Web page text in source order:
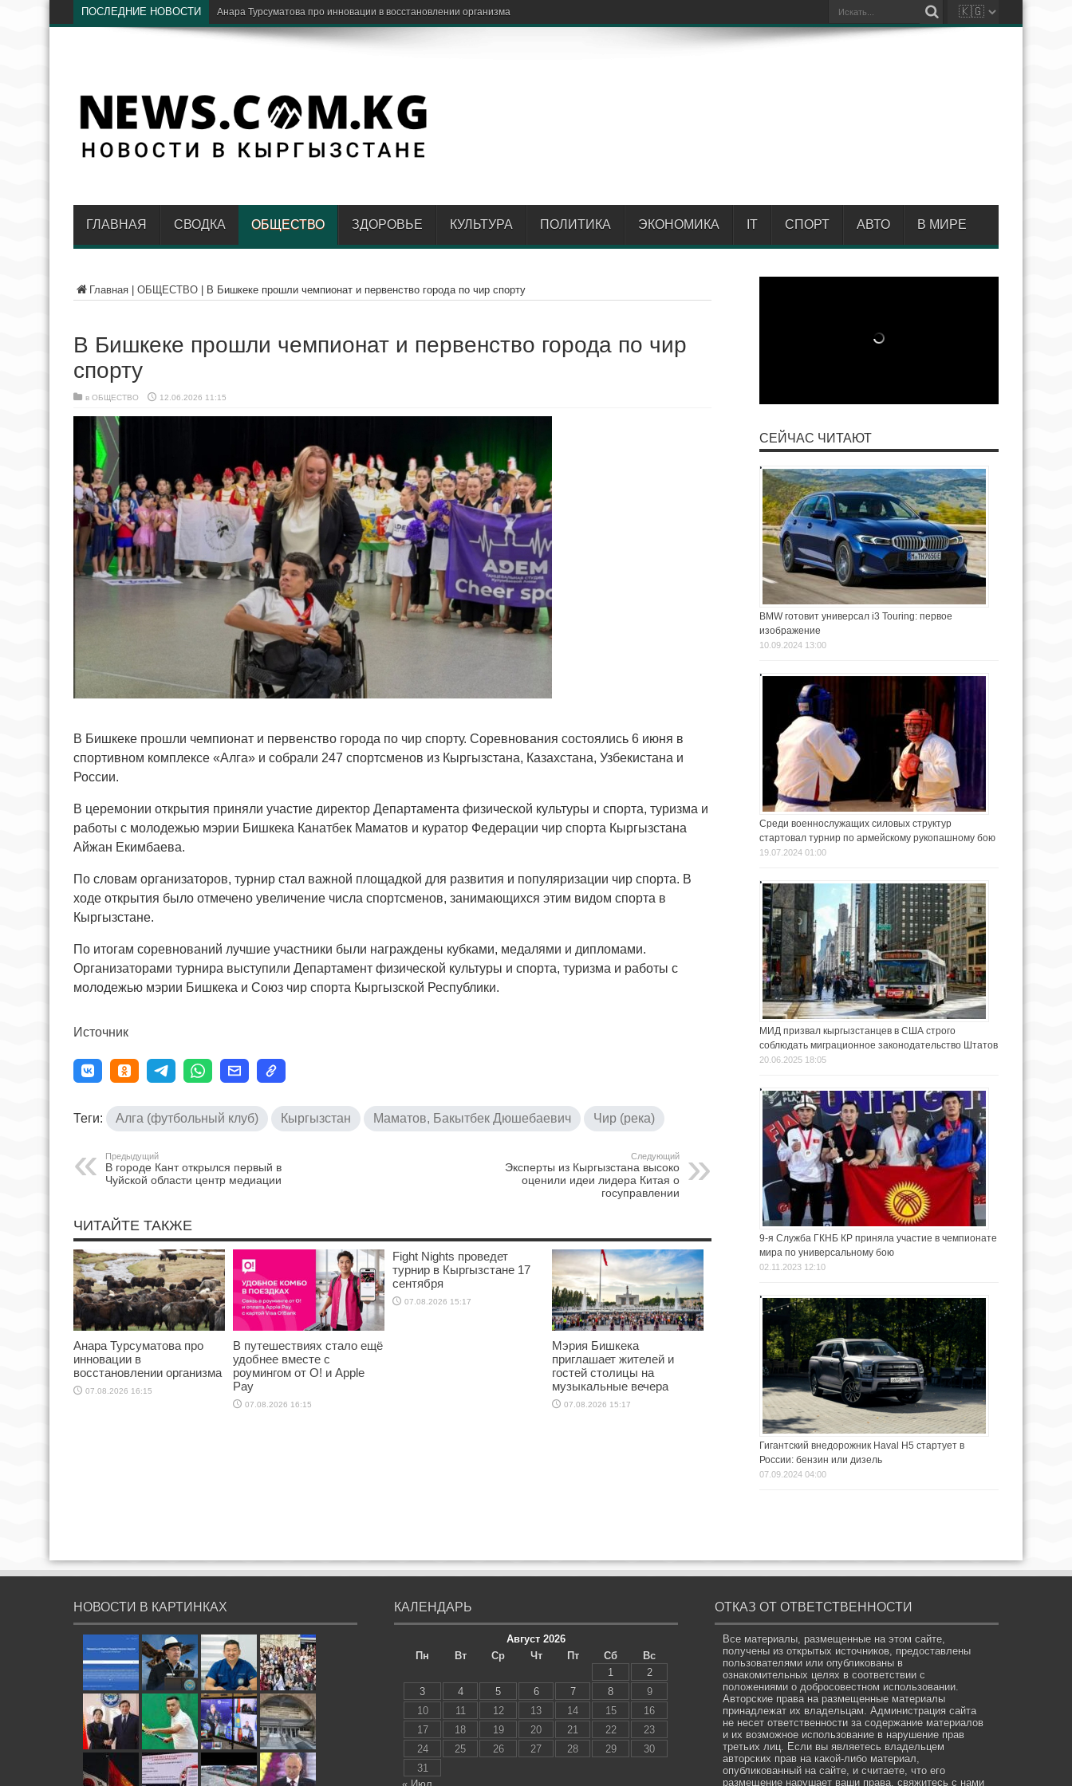
ПОСЛЕДНИЕ НОВОСТИ В
ГЛАВНАЯ СВОДКА ОБЩЕСТВО ЗДОРОВЬЕ КУЛЬТУРА ПОЛИТИКА ЭКОНОМИКА IT СПОРТ АВТО В МИРЕ
Главная ОБЩЕСТВО В Бишкеке прошли чемпионат и первенство города по чир спорту
В Бишкеке прошли чемпионат и первенство города по чир
спорту
в ОБЩЕСТВО 12.06.2026 11:15
В Бишкеке прошли чемпионат и первенство города по чир спорту. Соревнования состоялись 6 июня в
спортивном комплексе «Алга» и собрали 247 спортсменов из Кыргызстана, Казахстана, Узбекистана и
России.
В церемонии открытия приняли участие директор Департамента физической культуры и спорта, туризма и
работы с молодежью мэрии Бишкека Канатбек Маматов и куратор Федерации чир спорта Кыргызстана
Айжан Екимбаева.
По словам организаторов, турнир стал важной площадкой для развития и популяризации чир спорта. В
ходе открытия было отмечено увеличение числа спортсменов, занимающихся этим видом спорта в
Кыргызстане.
По итогам соревнований лучшие участники были награждены кубками, медалями и дипломами.
Организаторами турнира выступили Департамент физической культуры и спорта, туризма и работы с
молодежью мэрии Бишкека и Союз чир спорта Кыргызской Республики.
Источник
Теги: Алга (футбольный клуб) Кыргызстан Маматов, Бакытбек Дюшебаевич Чир (река)
Предыдущий
В городе Кант открылся первый в
Чуйской области центр медиации
Следующий
Эксперты из Кыргызстана высоко
оценили идеи лидера Китая о
госуправлении
ЧИТАЙТЕ ТАКЖЕ
Анара Турсуматова про
инновации в
восстановлении организма
07.08.2026 16:15
В путешествиях стало ещё
удобнее вместе с
роумингом от О! и Apple
Pay
07.08.2026 16:15
Fight Nights проведет
турнир в Кыргызстане 17
сентября
07.08.2026 15:17
Мэрия Бишкека
приглашает жителей и
гостей столицы на
музыкальные вечера
07.08.2026 15:17
СЕЙЧАС ЧИТАЮТ
BMW готовит универсал i3 Touring: первое
изображение
10.09.2024 13:00
Среди военнослужащих силовых структур
стартовал турнир по армейскому рукопашному бою
19.07.2024 01:00
МИД призвал кыргызстанцев в США строго
соблюдать миграционное законодательство Штатов
20.06.2025 18:05
9-я Служба ГКНБ КР приняла участие в чемпионате
мира по универсальному бою
02.11.2023 12:10
Гигантский внедорожник Haval H5 стартует в
России: бензин или дизель
07.09.2024 04:00
НОВОСТИ В КАРТИНКАХ КАЛЕНДАРЬ
Август 2026
Пн
Вт Ср Чт Пт Сб
Вс
1
2
3
4 5 6 7 8
9
10
11 12 13 14 15
16
17
18 19 20 21 22
23
24
25 26 27 28 29
30
31
ОТКАЗ ОТ ОТВЕТСТВЕННОСТИ
Все материалы, размещенные на этом сайте,
получены из открытых источников, предоставлены
пользователями или опубликованы в
ознакомительных целях в соответствии с
положениями о добросовестном использовании.
Авторские права на размещенные материалы
принадлежат их владельцам. Администрация сайта
не несет ответственности за содержание материалов
и их возможное использование в нарушение прав
третьих лиц. Если вы являетесь владельцем
авторских прав на какой-либо материал,
опубликованный на сайте, и считаете, что его
размещение нарушает ваши права, свяжитесь с нами